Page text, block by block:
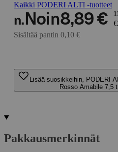
Kaikki PODERI ALTI -tuotteet
n. Noin8,89 €
Sisältää pantin 0,10 €
Lisää suosikkeihin, PODERI
Rosso Amabile 7,5
Pakkausmerkinnät